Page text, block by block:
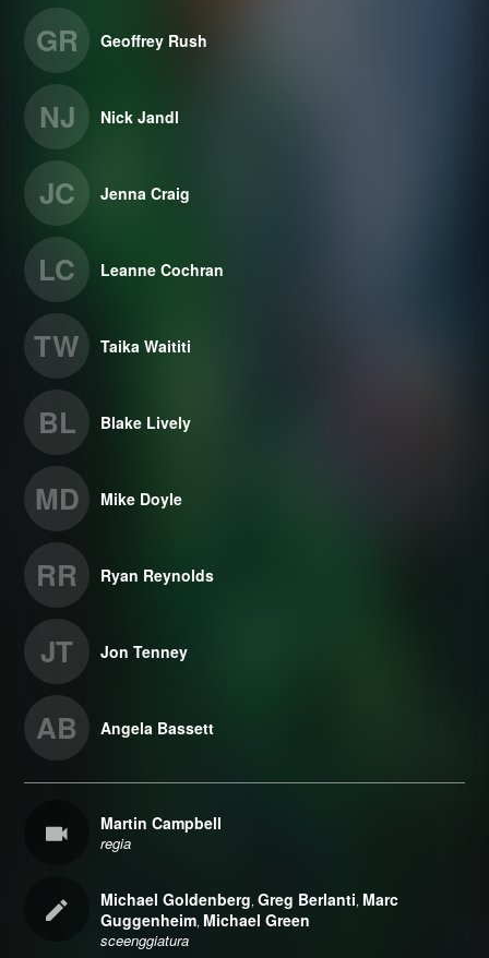
GR Geoffrey Rush
NJ Nick Jandl
JC Jenna Craig
LC Leanne Cochran
TW Taika Waititi
BL Blake Lively
MD Mike Doyle
RR Ryan Reynolds
JT Jon Tenney
AB Angela Bassett
Martin Campbell
regia
Michael Goldenberg,Greg Berlanti, Marc
Guggenheim, Michael Green
sceenggiatura